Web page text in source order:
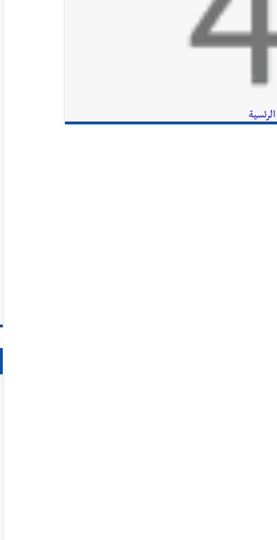
الرئسية